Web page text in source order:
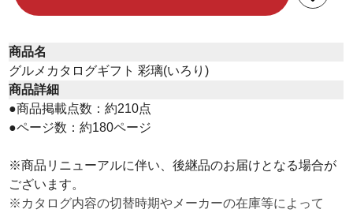
商品名
グルメカタログギフト 彩璃(いろり)
商品詳細
●商品掲載点数：約210点
●ページ数：約180ページ
※商品リニューアルに伴い、後継品のお届けとなる場合が
ございます。
※カタログ内容の切替時期やメーカーの在庫等によって